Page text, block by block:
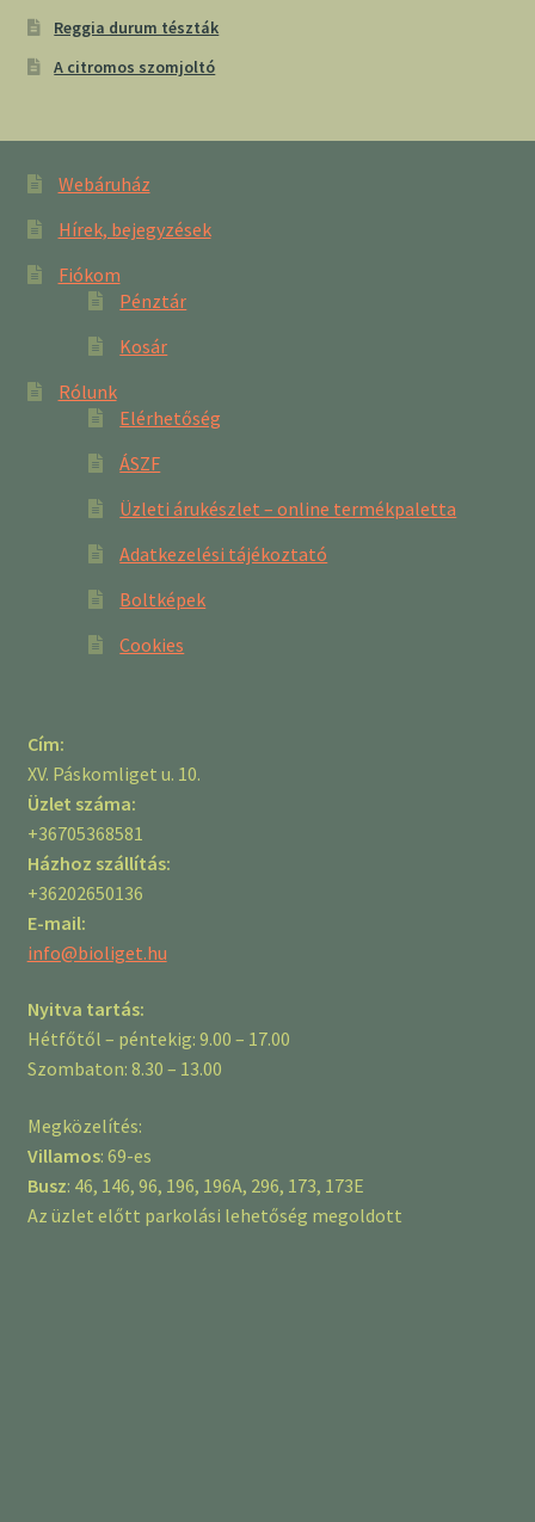
Reggia durum tészták
A citromos szomjoltó
Webáruház
Hírek, bejegyzések
Fiókom
Pénztár
Kosár
Rólunk
Elérhetőség
ÁSZF
Üzleti árukészlet – online termékpaletta
Adatkezelési tájékoztató
Boltképek
Cookies
Cím:
XV. Páskomliget u. 10.
Üzlet száma:
+36705368581
Házhoz szállítás:
+36202650136
E-mail:
info@bioliget.hu
Nyitva tartás:
Hétfőtől – péntekig: 9.00 – 17.00
Szombaton: 8.30 – 13.00
Megközelítés:
Villamos: 69-es
Busz: 46, 146, 96, 196, 196A, 296, 173, 173E
Az üzlet előtt parkolási lehetőség megoldott